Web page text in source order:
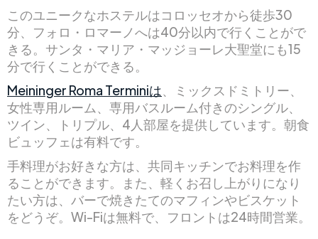
このユニークなホステルはコロッセオから徒歩30
分、フォロ・ロマーノへは40分以内で行くことがで
きる。サンタ・マリア・マッジョーレ大聖堂にも15
分で行くことができる。
Meininger Roma Terminiは、ミックスドミトリー、
女性専用ルーム、専用バスルーム付きのシングル、
ツイン、トリプル、4人部屋を提供しています。朝食
ビュッフェは有料です。
手料理がお好きな方は、共同キッチンでお料理を作
ることができます。また、軽くお召し上がりになり
たい方は、バーで焼きたてのマフィンやビスケット
をどうぞ。Wi-Fiは無料で、フロントは24時間営業。